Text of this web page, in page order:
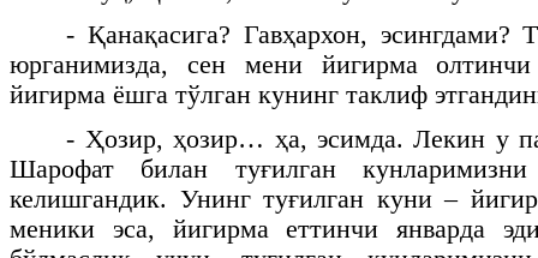
- Қанақасига? Гавҳархон, эсингдами?
юрганимизда, сен мени йигирма олтинчи
йигирма ёшга тўлган кунинг таклиф
- Ҳозир, ҳозир… ҳа, эсимда. Лекин у
Шарофат билан туғилган
келишгандик. Унинг туғилган куни –
меники эса, йигирма еттинчи январда